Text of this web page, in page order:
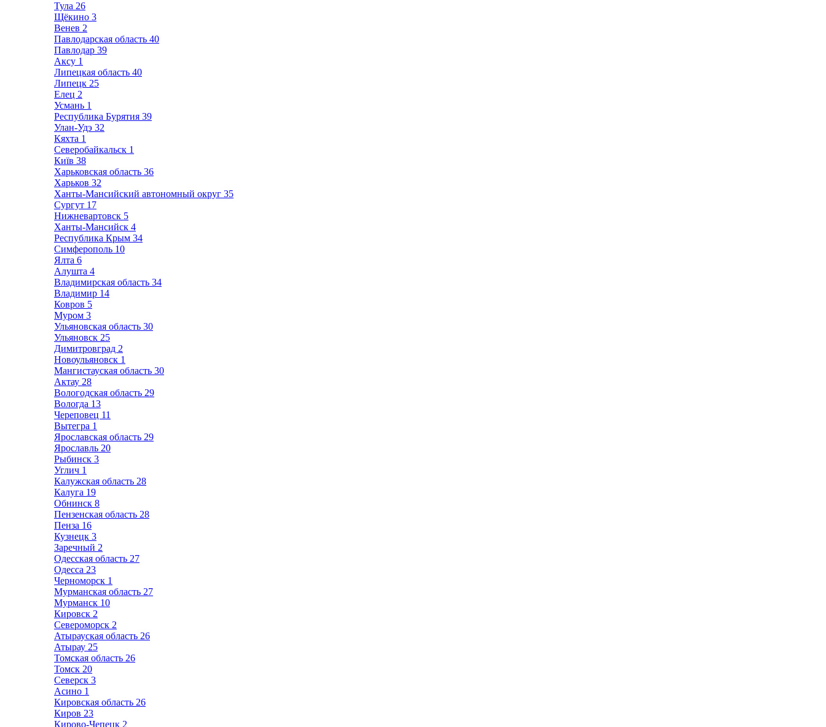
Тула 26
Щёкино 3
Венев 2
Павлодарская область 40
Павлодар 39
Аксу 1
Липецкая область 40
Липецк 25
Елец 2
Усмань 1
Республика Бурятия 39
Улан-Удэ 32
Кяхта 1
Северобайкальск 1
Київ 38
Харьковская область 36
Харьков 32
Ханты-Мансийский автономный округ 35
Сургут 17
Нижневартовск 5
Ханты-Мансийск 4
Республика Крым 34
Симферополь 10
Ялта 6
Алушта 4
Владимирская область 34
Владимир 14
Ковров 5
Муром 3
Ульяновская область 30
Ульяновск 25
Димитровград 2
Новоульяновск 1
Мангистауская область 30
Актау 28
Вологодская область 29
Вологда 13
Череповец 11
Вытегра 1
Ярославская область 29
Ярославль 20
Рыбинск 3
Углич 1
Калужская область 28
Калуга 19
Обнинск 8
Пензенская область 28
Пенза 16
Кузнецк 3
Заречный 2
Одесская область 27
Одесса 23
Черноморск 1
Мурманская область 27
Мурманск 10
Кировск 2
Североморск 2
Атырауская область 26
Атырау 25
Томская область 26
Томск 20
Северск 3
Асино 1
Кировская область 26
Киров 23
Кирово-Чепецк 2